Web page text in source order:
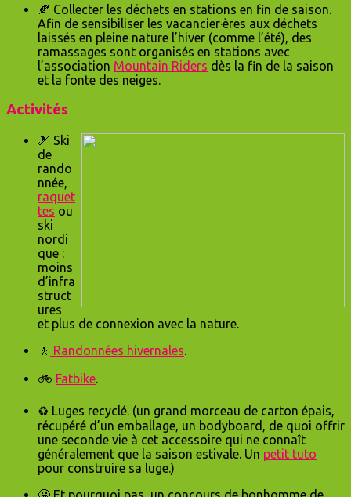
🍂 Collecter les déchets en stations en fin de saison.
Afin de sensibiliser les vacancier·ères aux déchets
laissés en pleine nature l’hiver (comme l’été), des
ramassages sont organisés en stations avec
l’association Mountain Riders dès la fin de la saison
et la fonte des neiges.
Activités
🎿 Ski
de
rando
nnée,
raquet
tes ou
ski
nordi
que :
moins
d’infra
struct
ures
et plus de connexion avec la nature.
🚶 Randonnées hivernales.
🚲 Fatbike.
♻ Luges recyclé. (un grand morceau de carton épais,
récupéré d’un emballage, un bodyboard, de quoi offrir
une seconde vie à cet accessoire qui ne connaît
généralement que la saison estivale. Un petit tuto
pour construire sa luge.)